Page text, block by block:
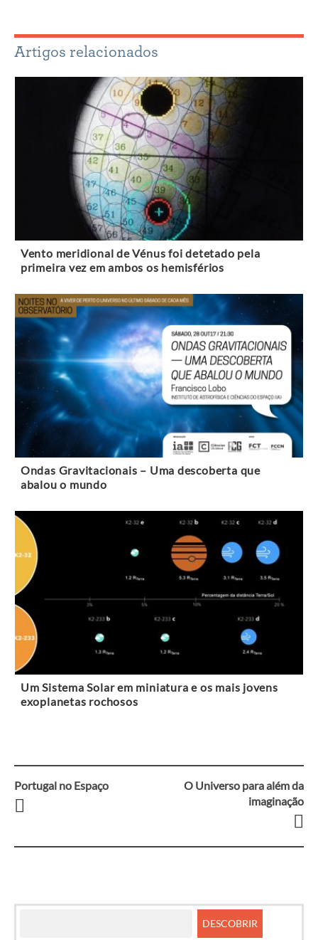
Artigos relacionados
Vento meridional de Vénus foi detetado pela
primeira vez em ambos os hemisférios
Ondas Gravitacionais – Uma descoberta que
abalou o mundo
Um Sistema Solar em miniatura e os mais jovens
exoplanetas rochosos
Navegação
artigos
Portugal no Espaço
O Universo para além da
imaginação